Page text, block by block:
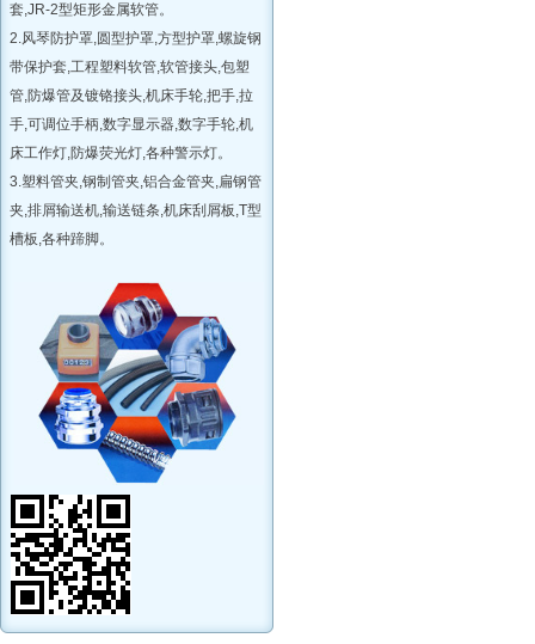
套,JR-2型矩形金属软管。
2.风琴防护罩,圆型护罩,方型护罩,螺旋钢
带保护套,工程塑料软管,软管接头,包塑
管,防爆管及镀铬接头,机床手轮,把手,拉
手,可调位手柄,数字显示器,数字手轮,机
床工作灯,防爆荧光灯,各种警示灯。
3.塑料管夹,钢制管夹,铝合金管夹,扁钢管
夹,排屑输送机,输送链条,机床刮屑板,T型
槽板,各种蹄脚。